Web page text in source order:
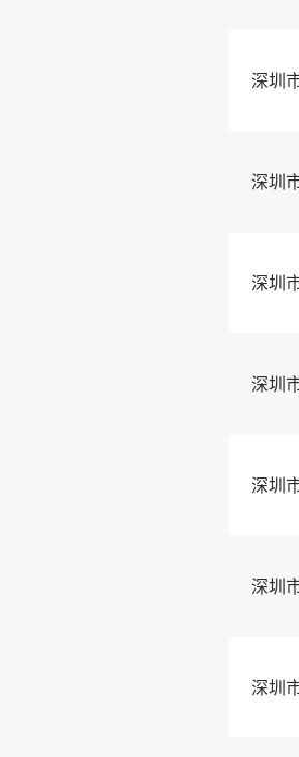
深圳
深圳
深圳
深圳
深圳
深圳
深圳